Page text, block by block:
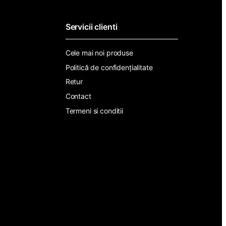
Servicii clienti
Cele mai noi produse
Politică de confidențialitate
Retur
Contact
Termeni si conditii